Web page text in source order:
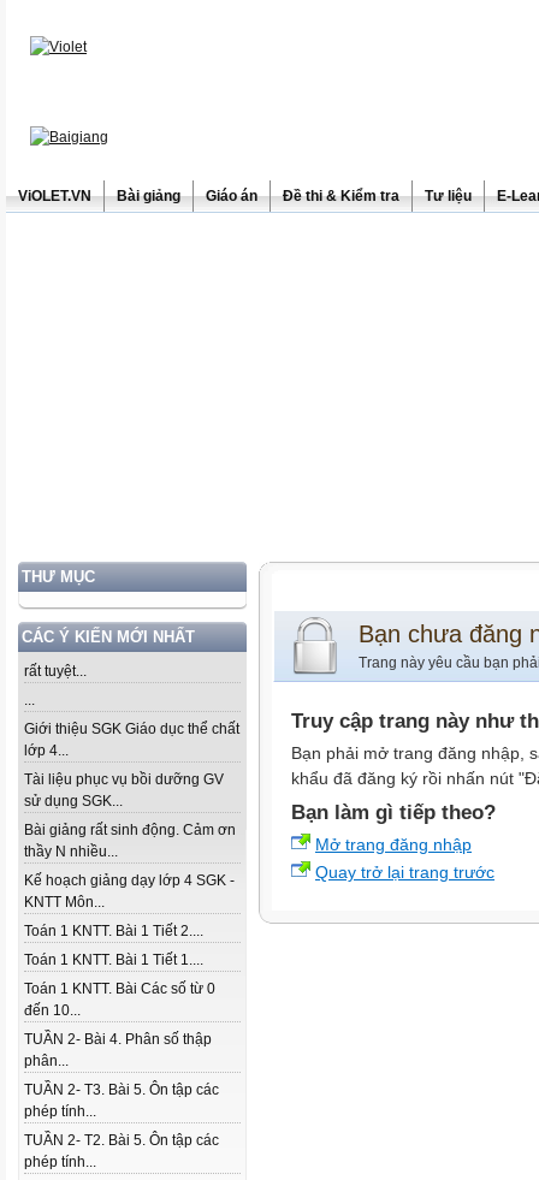
ViOLET.VN Bài giảng Giáo án Đề thi & Kiểm tra Tư liệu E-
THƯ MỤC
CÁC Ý KIẾN MỚI NHẤT
rất tuyệt...
...
Giới thiệu SGK Giáo dục thể chất
lớp 4...
Tài liệu phục vụ bồi dưỡng GV
sử dụng SGK...
Bài giảng rất sinh động. Cảm ơn
thầy N nhiều...
Kế hoạch giảng dạy lớp 4 SGK -
KNTT Môn...
Toán 1 KNTT. Bài 1 Tiết 2....
Toán 1 KNTT. Bài 1 Tiết 1....
Toán 1 KNTT. Bài Các số từ 0
đến 10...
TUẦN 2- Bài 4. Phân số thập
phân...
TUẦN 2- T3. Bài 5. Ôn tập các
phép tính...
TUẦN 2- T2. Bài 5. Ôn tập các
phép tính...
Bạn chưa đăng
Trang này yêu cầu bạn
Truy cập trang này như
Bạn phải mở trang đăng nhập,
khẩu đã đăng ký rồi nhấn nút
Bạn làm gì tiếp theo?
Mở trang đăng nhập
Quay trở lại trang trước